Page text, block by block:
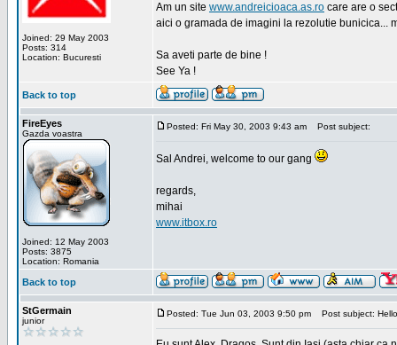
Joined: 29 May 2003
Posts: 314
Location: Bucuresti
Am un site www.andreicioaca.as.ro care are o
aici o gramada de imagini la rezolutie bunicica...
Sa aveti parte de bine !
See Ya !
Back to top
FireEyes
Gazda voastra
Joined: 12 May 2003
Posts: 3875
Location: Romania
Posted: Fri May 30, 2003 9:43 am Post subject:
Sal Andrei, welcome to our gang
regards,
mihai
www.itbox.ro
Back to top
StGermain
junior
Posted: Tue Jun 03, 2003 9:50 pm Post subject: